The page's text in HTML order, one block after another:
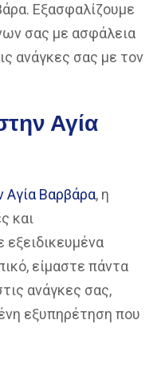
Εξασφαλίζουμε
σας με ασφάλεια
ανάγκες σας με τον
Αγία
Αγία Βαρβάρα, η
και
είμαστε πάντα
ανάγκες σας,
εξυπηρέτηση που